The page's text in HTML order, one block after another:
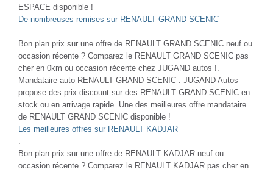
ESPACE disponible !
De nombreuses remises sur RENAULT GRAND SCENIC
Bon plan prix sur une offre de RENAULT GRAND SCENIC neuf ou
occasion récente ? Comparez le RENAULT GRAND SCENIC pas
cher en 0km ou occasion récente chez JUGAND autos !.
Mandataire auto RENAULT GRAND SCENIC : JUGAND Autos
propose des prix discount sur des RENAULT GRAND SCENIC en
stock ou en arrivage rapide. Une des meilleures offre mandataire
de RENAULT GRAND SCENIC disponible !
Les meilleures offres sur RENAULT KADJAR
Bon plan prix sur une offre de RENAULT KADJAR neuf ou
occasion récente ? Comparez le RENAULT KADJAR pas cher en